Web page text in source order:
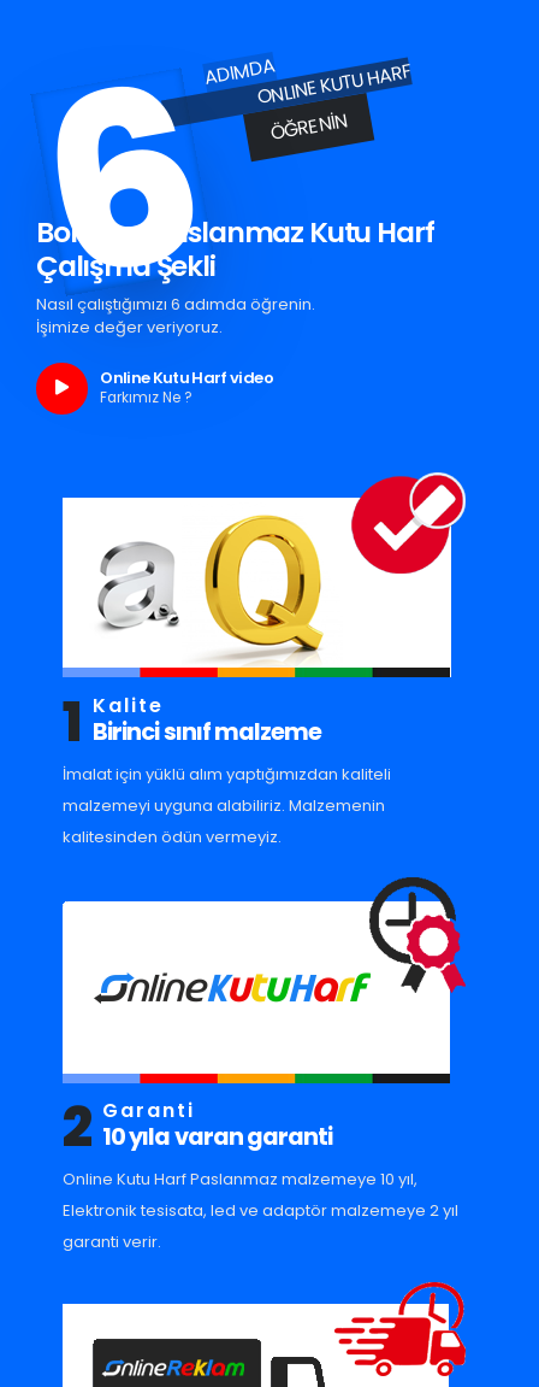
6ADIMDAONLINE KUTU HARF
ÖĞRENIN
Bornova Paslanmaz Kutu Harf
Çalışma Şekli
Nasıl çalıştığımızı 6 adımda öğrenin.
İşimize değer veriyoruz.
Online Kutu Harf video
Farkımız Ne ?
1 Kalite
Birinci sınıf malzeme
İmalat için yüklü alım yaptığımızdan kaliteli
malzemeyi uyguna alabiliriz. Malzemenin
kalitesinden ödün vermeyiz.
2 Garanti
10 yıla varan garanti
Online Kutu Harf Paslanmaz malzemeye 10 yıl,
Elektronik tesisata, led ve adaptör malzemeye 2 yıl
garanti verir.